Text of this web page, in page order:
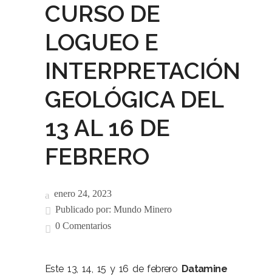
CURSO DE
LOGUEO E
INTERPRETACIÓN
GEOLÓGICA DEL
13 AL 16 DE
FEBRERO
enero 24, 2023
Publicado por: Mundo Minero
0 Comentarios
Este 13, 14, 15 y 16 de febrero Datamine